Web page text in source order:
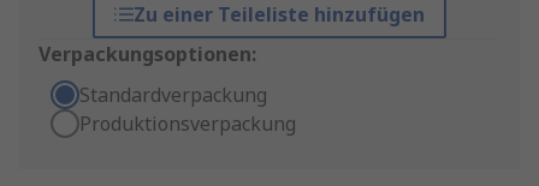
Zu einer Teileliste hinzufügen
Verpackungsoptionen:
Standardverpackung
Produktionsverpackung